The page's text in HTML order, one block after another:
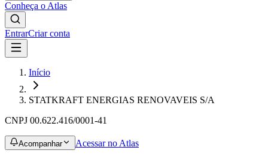
Conheça o Atlas
EntrarCriar conta
Início
STATKRAFT ENERGIAS RENOVAVEIS S/A
CNPJ 00.622.416/0001-41
Acompanhar Acessar no Atlas